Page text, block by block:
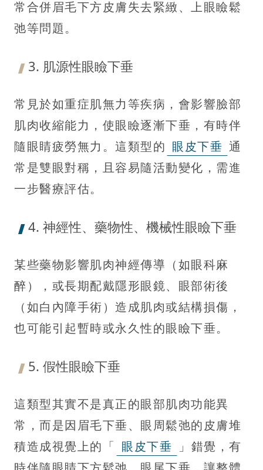
常合併眉毛下方皮膚失去緊緻、上眼瞼鬆
弛等問題。
3. 肌源性眼瞼下垂
常見於如重症肌無力等疾病，會影響臉部
肌肉收縮能力，使眼瞼逐漸下垂，有時伴
隨眼睛疲勞無力。這類型的 眼皮下垂 通
常是雙眼對稱，且容易隨活動變化，需進
一步醫療評估。
4. 神經性、藥物性、機械性眼瞼下垂
某些藥物影響肌肉神經傳導（如眼科麻
醉），或長期配戴隱形眼鏡、眼部術後
（如白內障手術）造成肌肉或結構損傷，
也可能引起暫時或永久性的眼瞼下垂。
5. 假性眼瞼下垂
這類型其實不是真正的眼部肌肉功能異
常，而是因眉毛下垂、眼周鬆弛的皮膚堆
積造成視覺上的「 眼皮下垂
」錯覺，有